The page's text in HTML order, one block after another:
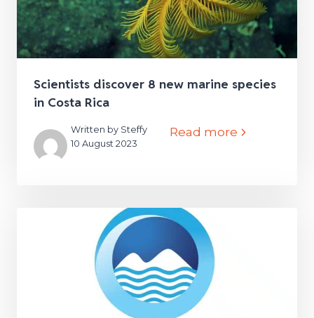
Scientists discover 8 new marine species
in Costa Rica
Written by Steffy
10 August 2023
Read more